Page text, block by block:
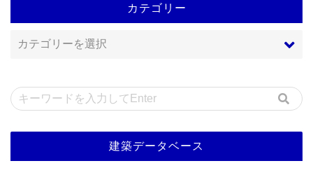
カテゴリー
建築データベース